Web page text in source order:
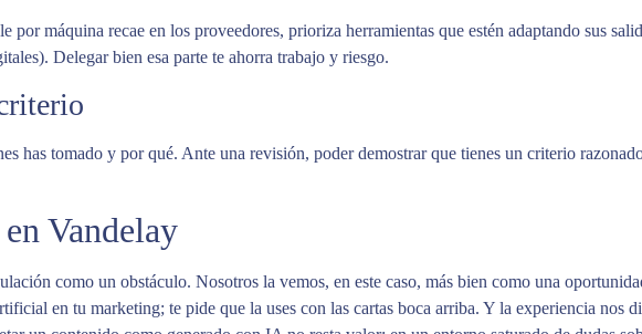
por máquina recae en los proveedores, prioriza herramientas que estén adaptando sus
Delegar bien esa parte te ahorra trabajo y riesgo.
has tomado y por qué. Ante una revisión, poder demostrar que tienes un criterio
Vandelay
como un obstáculo. Nosotros la vemos, en este caso, más bien como una
en tu marketing; te pide que la uses con las cartas boca arriba. Y la experiencia nos